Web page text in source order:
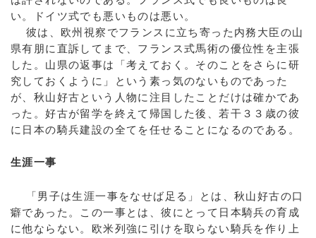
い。ドイツ式でも悪いものは悪い。
彼は、欧州視察でフランスに立ち寄った内務大臣の山
県有朋に直訴してまで、フランス式馬術の優位性を主張
した。山県の返事は「考えておく。そのことをさらに研
究しておくように」という素っ気のないものであった
が、秋山好古という人物に注目したことだけは確かであ
った。好古が留学を終えて帰国した後、若干３３歳の彼
に日本の騎兵建設の全てを任せることになるのである。
生涯一事
「男子は生涯一事をなせば足る」とは、秋山好古の口
癖であった。この一事とは、彼にとって日本騎兵の育成
に他ならない。欧米列強に引けを取らない騎兵を作り上